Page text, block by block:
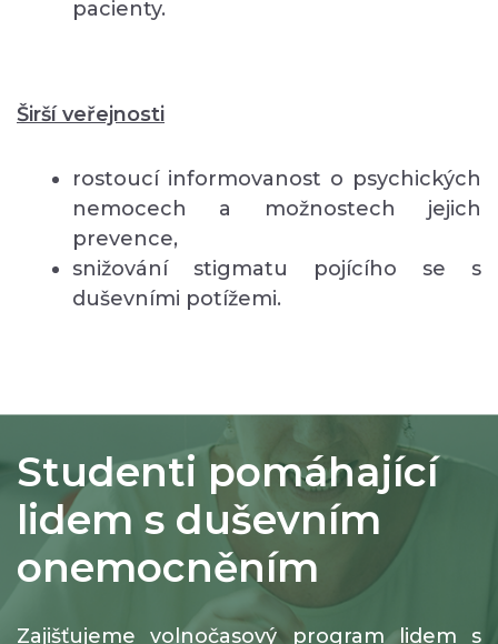
pacienty.
Širší veřejnosti
rostoucí informovanost o psychických
nemocech a možnostech jejich
prevence,
snižování stigmatu pojícího se s
duševními potížemi.
Studenti pomáhající
lidem s duševním
onemocněním
Zajišťujeme volnočasový program lidem s